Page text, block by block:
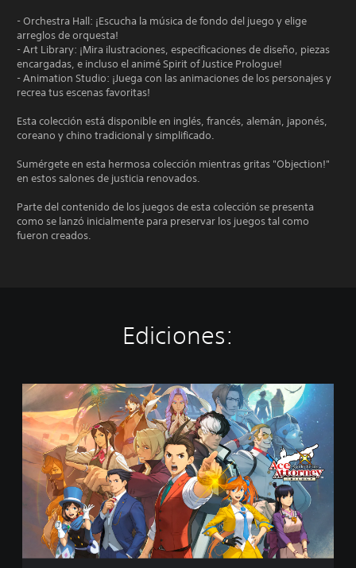
- Orchestra Hall: ¡Escucha la música de fondo del juego y elige
arreglos de orquesta!
- Art Library: ¡Mira ilustraciones, especificaciones de diseño, piezas
encargadas, e incluso el animé Spirit of Justice Prologue!
- Animation Studio: ¡Juega con las animaciones de los personajes y
recrea tus escenas favoritas!
Esta colección está disponible en inglés, francés, alemán, japonés,
coreano y chino tradicional y simplificado.
Sumérgete en esta hermosa colección mientras gritas "Objection!"
en estos salones de justicia renovados.
Parte del contenido de los juegos de esta colección se presenta
como se lanzó inicialmente para preservar los juegos tal como
fueron creados.
Ediciones:
A
p
o
l
o
J
c